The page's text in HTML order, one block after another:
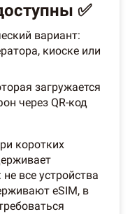
✅
вариант:
киоске или
загружается
через QR-код
коротких
все устройства
eSIM, в